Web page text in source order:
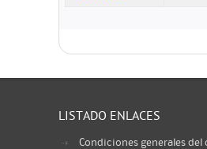
LISTADO ENLACES
Condiciones generales